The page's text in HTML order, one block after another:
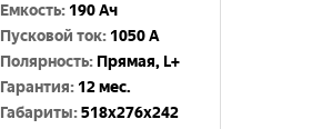
Емкость: 190 Ач
Пусковой ток: 1050 A
Полярность: Прямая, L+
Гарантия: 12 мес.
Габариты:518x276x242